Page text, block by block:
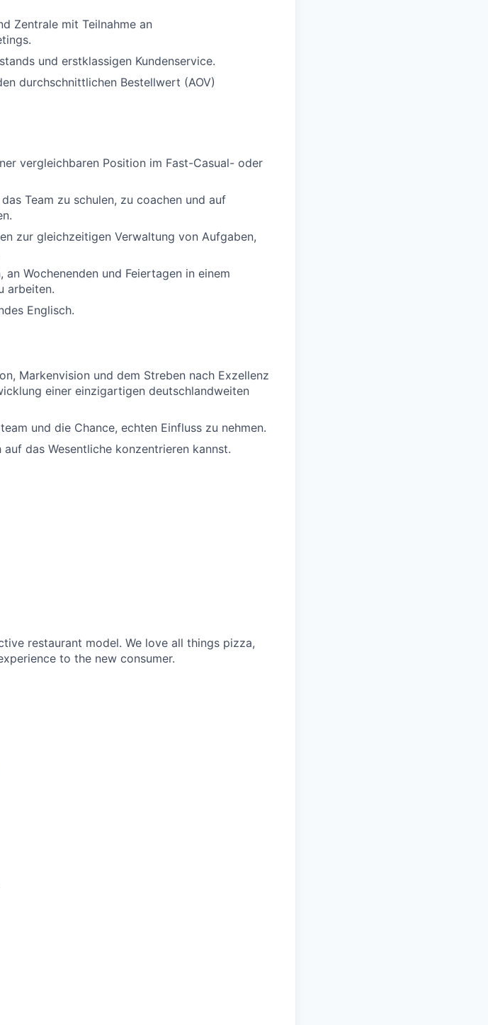
Zentrale mit Teilnahme an
und erstklassigen Kundenservice.
durchschnittlichen Bestellwert (AOV)
vergleichbaren Position im Fast-Casual- oder
Team zu schulen, zu coachen und auf
zur gleichzeitigen Verwaltung von Aufgaben,
Wochenenden und Feiertagen in einem
arbeiten.
Englisch.
Markenvision und dem Streben nach Exzellenz
einer einzigartigen deutschlandweiten
und die Chance, echten Einfluss zu nehmen.
das Wesentliche konzentrieren kannst.
restaurant model. We love all things pizza,
to the new consumer.